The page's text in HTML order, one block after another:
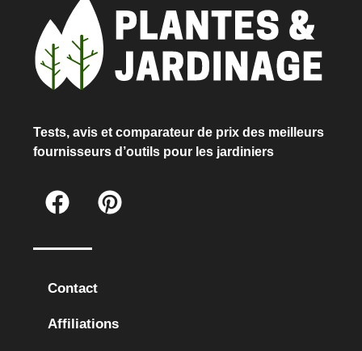
Tests, avis et comparateur de prix des meilleurs
fournisseurs d’outils pour les jardiniers
Contact
Affiliations